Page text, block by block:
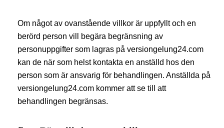
Om något av ovanstående villkor är uppfyllt och en
berörd person vill begära begränsning av
personuppgifter som lagras på versiongelung24.com
kan de när som helst kontakta en anställd hos den
person som är ansvarig för behandlingen. Anställda på
versiongelung24.com kommer att se till att
behandlingen begränsas.